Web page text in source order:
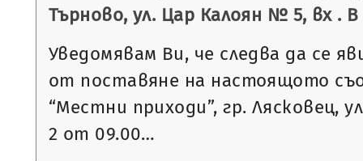
Търново, ул. Цар Калоян № 5, вх . В
Уведомявам Ви, че следва да се
от поставяне на настоящото
“Местни приходи”, гр. Лясковец,
2 от 09.00…